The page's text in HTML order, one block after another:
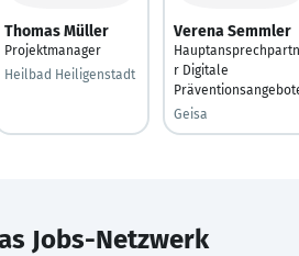
Thomas Müller
Projektmanager
Heilbad Heiligenstadt
Verena Semmler
r Digitale
Geisa
Jobs-Netzwerk